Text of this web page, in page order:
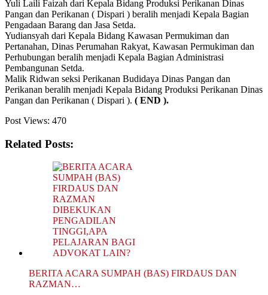
Yuli Laili Faizah dari Kepala Bidang Produksi Perikanan Dinas
Pangan dan Perikanan ( Dispari ) beralih menjadi Kepala Bagian
Pengadaan Barang dan Jasa Setda.
Yudiansyah dari Kepala Bidang Kawasan Permukiman dan
Pertanahan, Dinas Perumahan Rakyat, Kawasan Permukiman dan
Perhubungan beralih menjadi Kepala Bagian Administrasi
Pembangunan Setda.
Malik Ridwan seksi Perikanan Budidaya Dinas Pangan dan
Perikanan beralih menjadi Kepala Bidang Produksi Perikanan Dinas
Pangan dan Perikanan ( Dispari ). ( END ).
Post Views: 470
Related Posts:
BERITA ACARA SUMPAH (BAS) FIRDAUS DAN
RAZMAN…